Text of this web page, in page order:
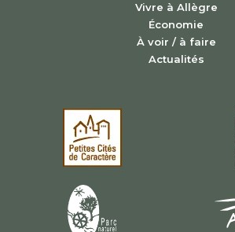
Vivre à Allègre
Économie
À voir / à faire
Actualités